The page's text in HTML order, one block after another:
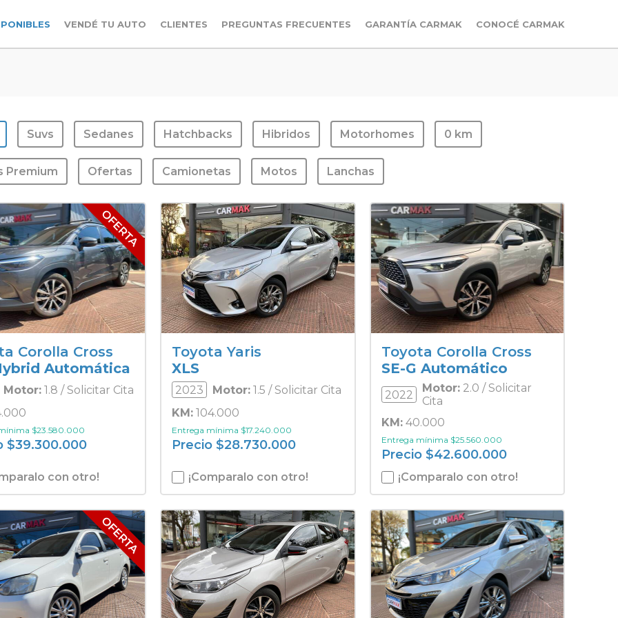
VENDÉ TU AUTO CLIENTES PREGUNTAS FRECUENTES GARANTÍA CARMAK CONOCÉ CARMAK
Suvs Sedanes Hatchbacks Hibridos Motorhomes 0 km
Premium Ofertas Camionetas Motos Lanchas
Corolla Cross
Automática
Motor: 1.8 / Solicitar Cita
$23.580.000
$39.300.000
con otro!
Toyota Yaris
XLS
2023 Motor: 1.5 / Solicitar Cita
KM: 104.000
Entrega mínima $17.240.000
Precio $28.730.000
¡Comparalo con otro!
Toyota Corolla Cross
SE-G Automático
2022 Motor:2.0 / Solicitar
Cita
KM:40.000
Entrega mínima $25.560.000
Precio $42.600.000
¡Comparalo con otro!